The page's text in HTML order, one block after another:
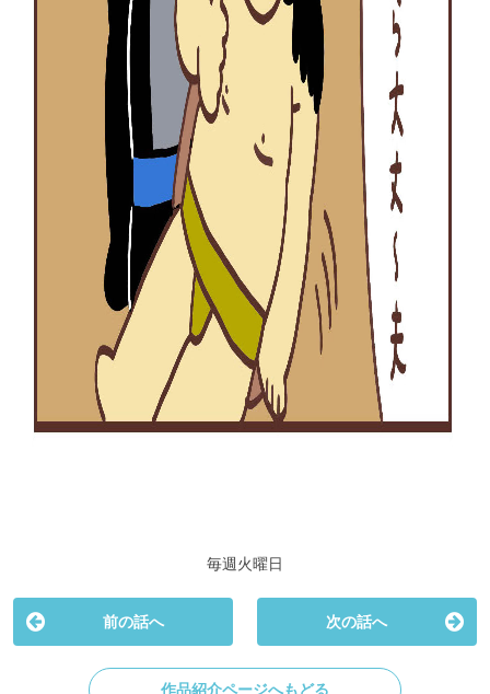
毎週火曜日
前の話へ 次の話へ
作品紹介ページへもどる